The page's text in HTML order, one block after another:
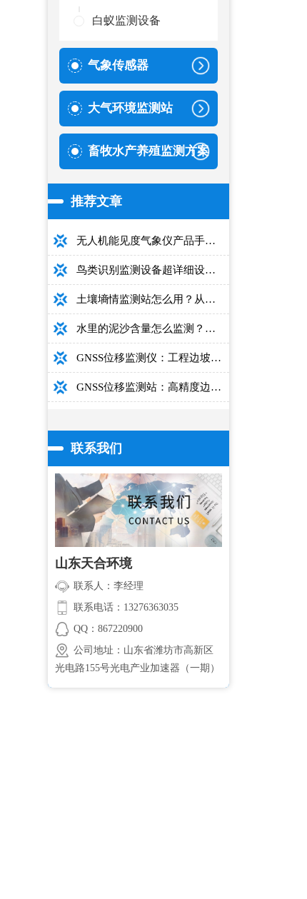
白蚁监测设备
气象传感器
大气环境监测站
畜牧水产养殖监测方案
推荐文章
无人机能见度气象仪产品手册：型号推荐+详细性能参数+对比表+选购指南
鸟类识别监测设备超详细设备选型指南
土壤墒情监测站怎么用？从安装到数据解读的完整操作手册
水里的泥沙含量怎么监测？用这款光电测沙仪超方便！
GNSS位移监测仪：工程边坡毫米级高精度安全监测设备
GNSS位移监测站：高精度边坡大坝桥梁安全监测设备介绍
联系我们
山东天合环境
联系人：李经理
联系电话：13276363035
QQ：867220900
公司地址：山东省潍坊市高新区
光电路155号光电产业加速器（一期）